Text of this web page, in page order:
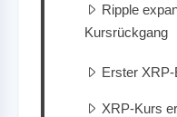
Ripple
Kursrückgang
Erster
XRP-Kurs